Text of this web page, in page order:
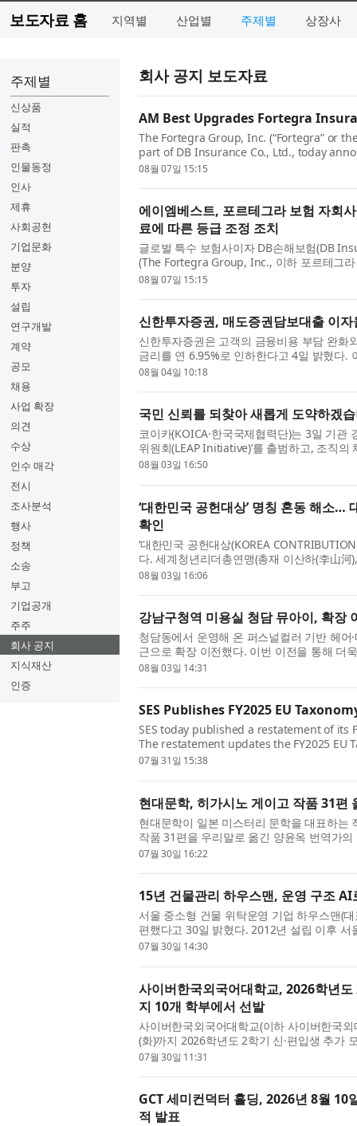
보도자료 홈 지역별 산업별 주제별 상장사
주제별
신상품
실적
판촉
인물동정
인사
제휴
사회공헌
기업문화
분양
투자
설립
연구개발
계약
공모
채용
사업 확장
의견
수상
인수 매각
전시
조사분석
행사
정책
소송
부고
기업공개
주주
회사 공지
지식재산
인증
회사 공지 보도자료
AM Best Upgrades Fortegra
The Fortegra Group, Inc. (“Fortegra” or
part of DB Insurance Co., Ltd., today
Financial Strength Rating (FSR) of its ins...
08월 07일 15:15
에이엠베스트, 포르테그라 보험 자회
료에 따른 등급 조정 조치
글로벌 특수 보험사이자 DB손해보험(DB
(The Fortegra Group, Inc., 이하 포르테그
자회사들의 재무건전성등급(Financial Stre...
08월 07일 15:15
신한투자증권, 매도증권담보대출 이
신한투자증권은 고객의 금융비용 부담 완화
금리를 연 6.95%로 인하한다고 4일 밝혔다.
계로 운영되던 매도증권담보대출 금리 ...
08월 04일 10:18
국민 신뢰를 되찾아 새롭게 도약하겠
코이카(KOICA·한국국제협력단)는 3일 기관
위원회(LEAP Initiative)’를 출범하고, 조직
관장 공석의 비상경영체제에서 흔들...
08월 03일 16:50
‘대한민국 공헌대상’ 명칭 혼동 해소…
확인
‘대한민국 공헌대상(KOREA
다. 세계청년리더총연맹(총재 이산하(李山
부설 언론기관인 세계언론협회(회장 이치수)
08월 03일 16:06
강남구청역 미용실 청담 뮤아이, 확장
청담동에서 운영해 온 퍼스널컬러 기반 헤
근으로 확장 이전했다. 이번 이전을 통해 더
고 헤어와 메이크업을 아우르는 프리...
08월 03일 14:31
SES Publishes FY2025 EU
SES today published a restatement of its
The restatement updates the FY2025 EU
Annual Report and supersedes the
07월 31일 15:38
현대문학, 히가시노 게이고 작품 31편
현대문학이 일본 미스터리 문학을 대표하는
작품 31편을 우리말로 옮긴 양윤옥 번역가의
개했다. 양윤옥 번역가는 “그가 남긴...
07월 30일 16:22
15년 건물관리 하우스맨, 운영 구조 AI
서울 중소형 건물 위탁운영 기업 하우스맨(
편했다고 30일 밝혔다. 2012년 설립 이후
누적 운영해 온 회사가 현장에서 쌓아...
07월 30일 14:30
사이버한국외국어대학교, 2026학년
지 10개 학부에서 선발
사이버한국외국어대학교(이하 사이버한국
(화)까지 2026학년도 2학기 신·편입생 추가
등 모든 학사 과정이 100% 온라인으로 ...
07월 30일 11:31
GCT 세미컨덕터 홀딩, 2026년 8월
적 발표